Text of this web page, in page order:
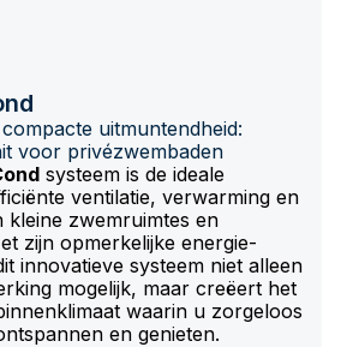
uitmuntendheid:
voor privézwembaden
systeem is de ideale
ventilatie, verwarming en
kleine zwemruimtes en
zijn opmerkelijke energie-
innovatieve systeem niet alleen
mogelijk, maar creëert het
waarin u zorgeloos
en genieten.